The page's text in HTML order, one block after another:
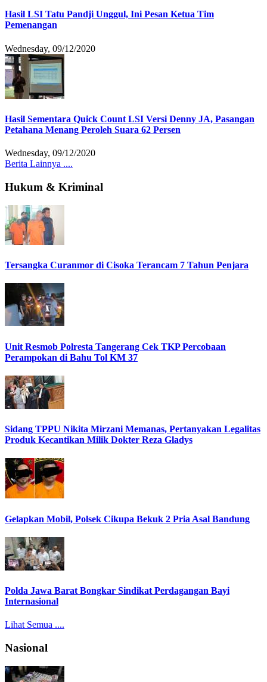
Hasil LSI Tatu Pandji Unggul, Ini Pesan Ketua Tim
Pemenangan
Wednesday, 09/12/2020
Hasil Sementara Quick Count LSI Versi Denny JA, Pasangan
Petahana Menang Peroleh Suara 62 Persen
Wednesday, 09/12/2020
Berita Lainnya ....
Hukum & Kriminal
Tersangka Curanmor di Cisoka Terancam 7 Tahun Penjara
Unit Resmob Polresta Tangerang Cek TKP Percobaan
Perampokan di Bahu Tol KM 37
Sidang TPPU Nikita Mirzani Memanas, Pertanyakan Legalitas
Produk Kecantikan Milik Dokter Reza Gladys
Gelapkan Mobil, Polsek Cikupa Bekuk 2 Pria Asal Bandung
Polda Jawa Barat Bongkar Sindikat Perdagangan Bayi
Internasional
Lihat Semua ....
Nasional